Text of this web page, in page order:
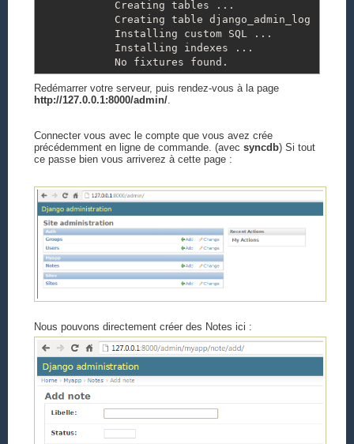
Creating tables ...
Creating table django_admin_log
Installing custom SQL ...
Installing indexes ...
No fixtures found.
Redémarrer votre serveur, puis rendez-vous à la page
http://127.0.0.1:8000/admin/.
Connecter vous avec le compte que vous avez crée
précédemment en ligne de commande. (avec syncdb) Si tout
ce passe bien vous arriverez à cette page :
Nous pouvons directement créer des Notes ici :